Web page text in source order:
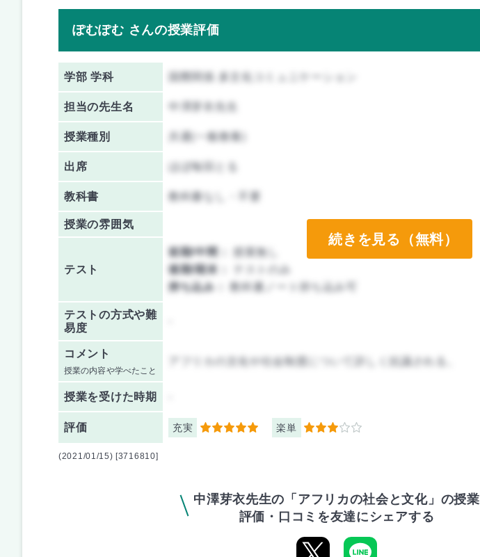
ぽむぽむ さんの授業評価
学部 学科 国際関係 多文化コミュニケーション
担当の先生名
授業種別 共通(一般教養)
出席 ほぼ毎回とる
教科書 教科書なし・不要
授業の雰囲気
テスト
前期/中間：
授業無し
後期/期末：
テストのみ
持ち込み：
教科書ノート持ち込み可
テストの方式や難
易度
コメント
授業の内容や学べたこと
アフリカの文化や社会制度について詳しく抗議される。
授業を受けた時期
評価 充実 5 楽単 3
続きを見る（無料）
(2021/01/15) [3716810]
中澤芽衣先生の「アフリカの社会と文化」の授業
評価・口コミを友達にシェアする